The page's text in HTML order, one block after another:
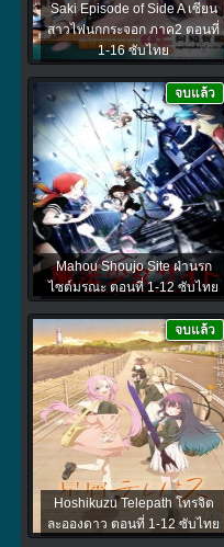
Saki Episode of Side A เซียน
สาวไพ่นกกระจอก ภาค2 ตอนที่
1-16 ซับไทย
Mahou Shoujo Site ฝ่านรก
ไซต์มรณะ ตอนที่ 1-12 ซับไทย
จบแล้ว
Hoshikuzu Telepath โทรจิต
ละอองดาว ตอนที่ 1-12 ซับไทย
จบแล้ว